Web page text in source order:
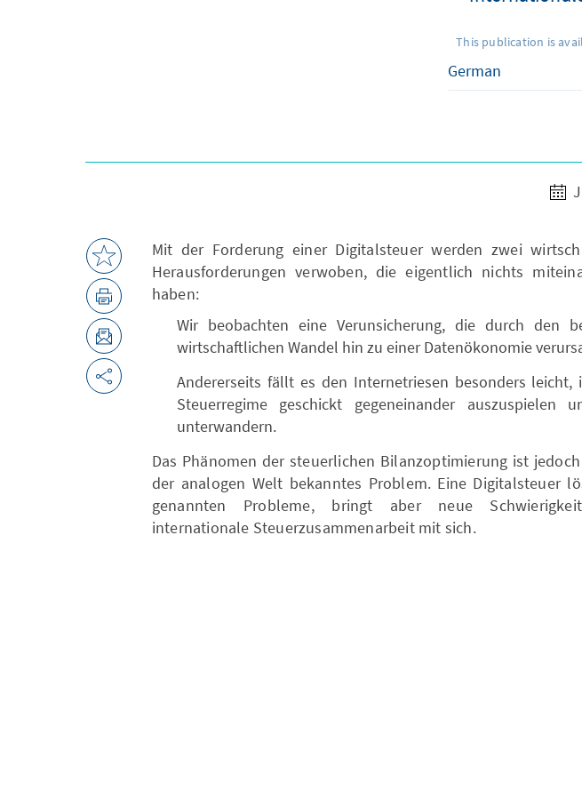
This publication is
Mit der Forderung einer Digitalsteuer werden zwei
Herausforderungen verwoben, die eigentlich nichts
haben:
Wir beobachten eine Verunsicherung, die durch den
wirtschaftlichen Wandel hin zu einer Datenökonomie
Andererseits fällt es den Internetriesen besonders leicht,
Steuerregime geschickt gegeneinander auszuspielen
unterwandern. ​​​​​
Das Phänomen der steuerlichen Bilanzoptimierung ist
der analogen Welt bekanntes Problem. Eine Digitalsteuer
genannten Probleme, bringt aber neue
internationale Steuerzusammenarbeit mit sich.